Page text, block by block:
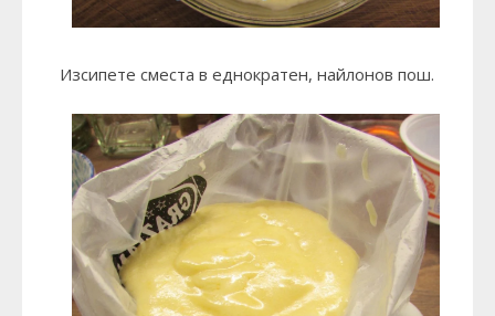
Изсипете сместа в еднократен, найлонов пош.